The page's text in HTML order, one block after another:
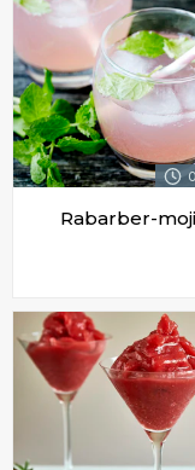
Rabarber-